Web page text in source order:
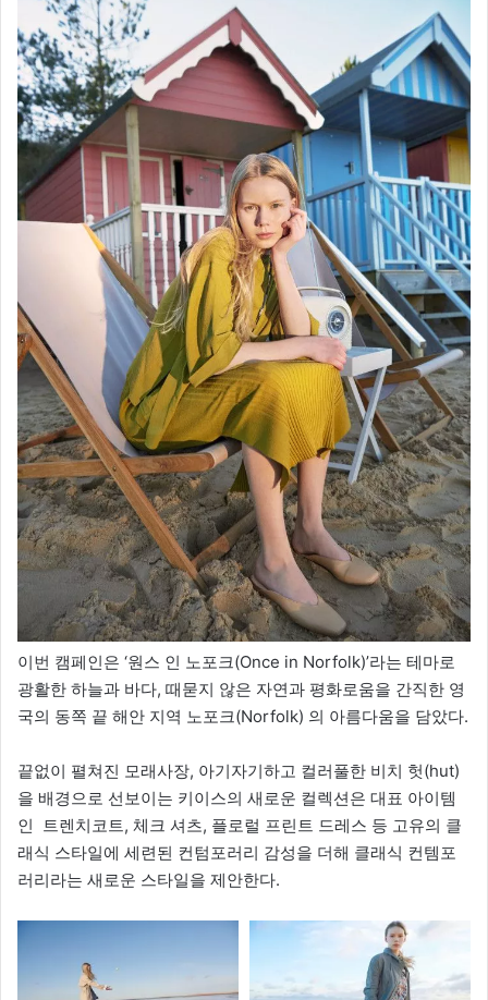
이번 캠페인은 ‘원스 인 노포크(Once in Norfolk)’라는 테마로
광활한 하늘과 바다, 때묻지 않은 자연과 평화로움을 간직한 영
국의 동쪽 끝 해안 지역 노포크(Norfolk) 의 아름다움을 담았다.
끝없이 펼쳐진 모래사장, 아기자기하고 컬러풀한 비치 헛(hut)
을 배경으로 선보이는 키이스의 새로운 컬렉션은 대표 아이템
인 트렌치코트, 체크 셔츠, 플로럴 프린트 드레스 등 고유의 클
래식 스타일에 세련된 컨텀포러리 감성을 더해 클래식 컨템포
러리라는 새로운 스타일을 제안한다.